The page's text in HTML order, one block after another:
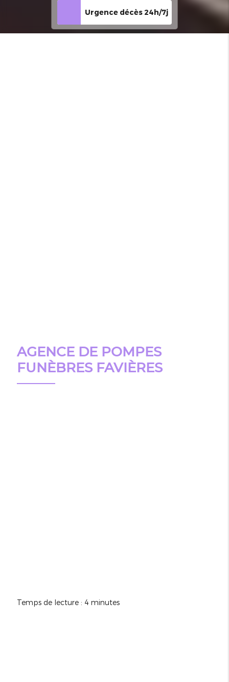
Urgence décès 24h/7j
AGENCE DE POMPES
FUNÈBRES FAVIÈRES
Temps de lecture : 4 minutes